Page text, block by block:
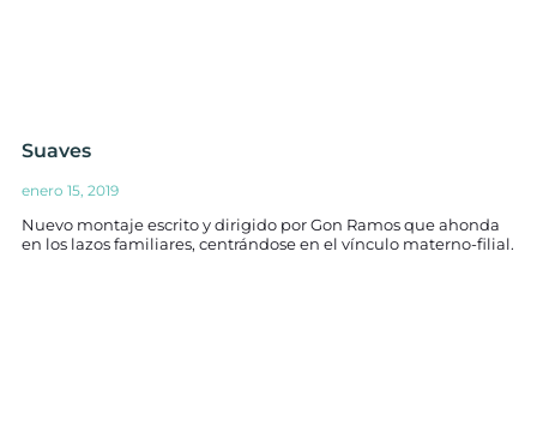
Suaves
enero 15, 2019
Nuevo montaje escrito y dirigido por Gon Ramos que ahonda
en los lazos familiares, centrándose en el vínculo materno-filial.